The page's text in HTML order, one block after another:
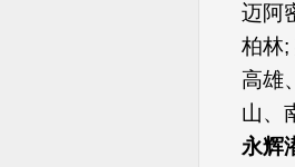
迈阿
柏林;
高雄
山、
永辉